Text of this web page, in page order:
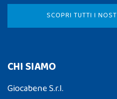
SCOPRI TUTTI I
CHI SIAMO
Giocabene S.r.l.